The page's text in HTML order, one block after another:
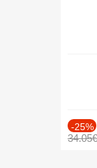
-25%
34.05€